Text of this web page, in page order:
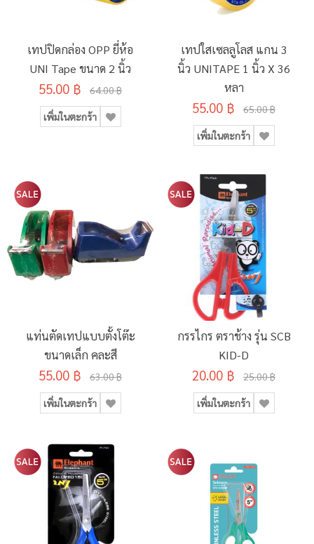
เทปปิดกล่อง OPP ยี่ห้อ
UNI Tape ขนาด 2 นิ้ว
55.00 ฿ 64.00 ฿
เพิ่มในตะกร้า
เทปใสเซลลูโลส แกน 3
นิ้ว UNITAPE 1 นิ้ว X 36
หลา
55.00 ฿ 65.00 ฿
เพิ่มในตะกร้า
แท่นตัดเทปแบบตั้งโต๊ะ
ขนาดเล็ก คละสี
55.00 ฿ 63.00 ฿
เพิ่มในตะกร้า
กรรไกร ตราช้าง รุ่น SCB
KID-D
20.00 ฿ 25.00 ฿
เพิ่มในตะกร้า